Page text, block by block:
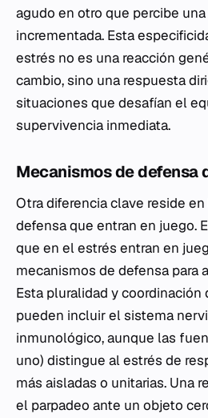
agudo en otro que percibe
incrementada. Esta
estrés no es una reacción
cambio, sino una respuesta
situaciones que desafían el
supervivencia inmediata.
Mecanismos de defensa
Otra diferencia clave reside
defensa que entran en juego.
que en el estrés entran en
mecanismos de defensa para
Esta pluralidad y coordinación
pueden incluir el sistema
inmunológico, aunque las
uno) distingue al estrés de
más aisladas o unitarias. Una
el parpadeo ante un objeto